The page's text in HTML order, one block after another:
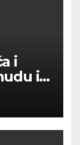
i
i